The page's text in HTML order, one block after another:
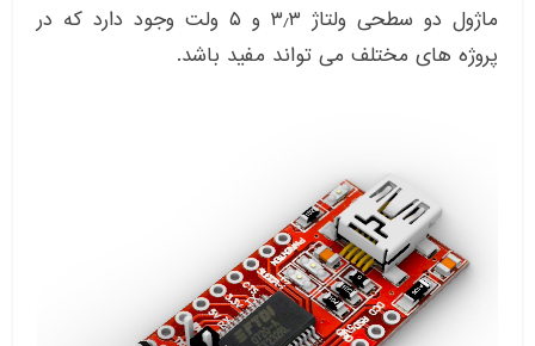
ماژول دو سطحی ولتاژ ۳٫۳ و ۵ ولت وجود دارد که در
پروژه های مختلف می تواند مفید باشد.